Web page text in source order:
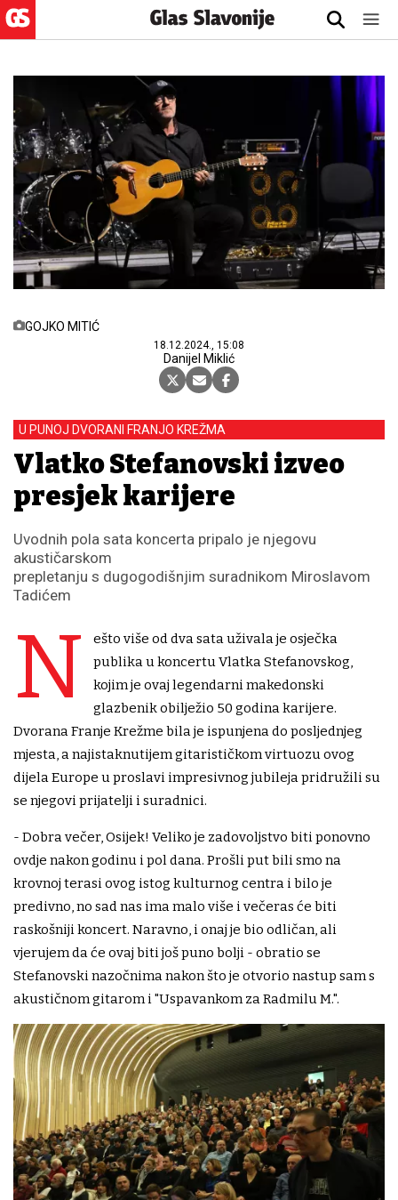
GOJKO MITIĆ
18.12.2024., 15:08
Danijel Miklić
U PUNOJ DVORANI FRANJO KREŽMA
Vlatko Stefanovski izveo
presjek karijere
Uvodnih pola sata koncerta pripalo je njegovu
akustičarskom
prepletanju s dugogodišnjim suradnikom Miroslavom
Tadićem
N
ešto više od dva sata uživala je osječka
publika u koncertu Vlatka Stefanovskog,
kojim je ovaj legendarni makedonski
glazbenik obilježio 50 godina karijere.
Dvorana Franje Krežme bila je ispunjena do posljednjeg
mjesta, a najistaknutijem gitarističkom virtuozu ovog
dijela Europe u proslavi impresivnog jubileja pridružili su
se njegovi prijatelji i suradni­ci.
- Dobra večer, Osijek! Veliko je zadovoljstvo biti ponovno
ovdje nakon godinu i pol dana. Prošli put bili smo na
krovnoj terasi ovog istog kulturnog centra i bilo je
predivno, no sad nas ima malo više i večeras će biti
raskošniji koncert. Naravno, i onaj je bio odličan, ali
vjerujem da će ovaj biti još puno bolji - obratio se
Stefanovski nazočnima nakon što je otvorio nastup sam s
akustičnom gitarom i "Uspavankom za Radmilu M.".